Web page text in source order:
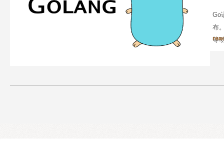
Go
布
等